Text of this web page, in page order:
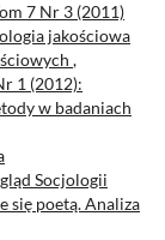
7 Nr 3 (2011)
jakościowa
,
1 (2012):
w badaniach
Socjologii
się poetą. Analiza